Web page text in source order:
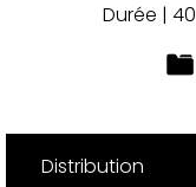
Durée |
Distribution